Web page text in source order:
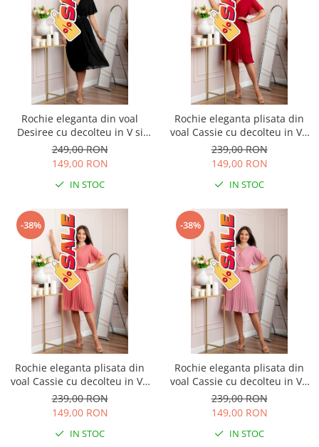
Rochie eleganta din voal
Desiree cu decolteu in V si
curea - Negru
249,00 RON
149,00 RON
IN STOC
Rochie eleganta plisata din
voal Cassie cu decolteu in V -
Grena
239,00 RON
149,00 RON
IN STOC
-38%
Rochie eleganta plisata din
voal Cassie cu decolteu in V -
Corai
239,00 RON
149,00 RON
IN STOC
-38%
Rochie eleganta plisata din
voal Cassie cu decolteu in V -
Roz
239,00 RON
149,00 RON
IN STOC